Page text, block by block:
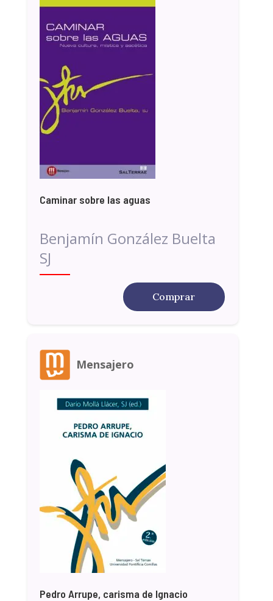
Caminar sobre las aguas
Benjamín González Buelta
SJ
Comprar
Mensajero
Pedro Arrupe, carisma de Ignacio